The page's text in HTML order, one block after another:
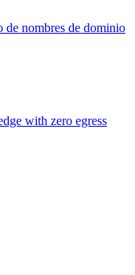
de nombres de dominio
with zero egress